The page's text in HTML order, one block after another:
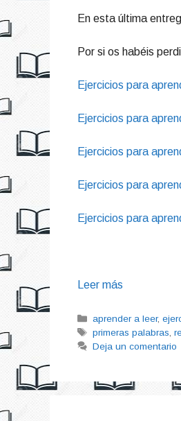
En esta última
Por si os habéis
Ejercicios para
Ejercicios para
Ejercicios para
Ejercicios para
Ejercicios para
Leer más
Categorías
aprender a leer,
Etiquetas
primeras palabras
Deja un comentario